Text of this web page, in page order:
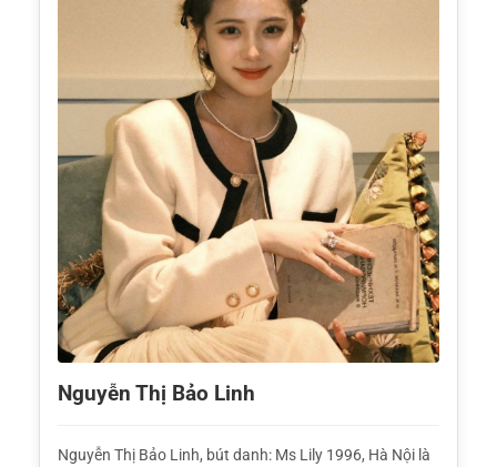
Nguyễn Thị Bảo Linh
Nguyễn Thị Bảo Linh, bút danh: Ms Lily 1996, Hà Nội là